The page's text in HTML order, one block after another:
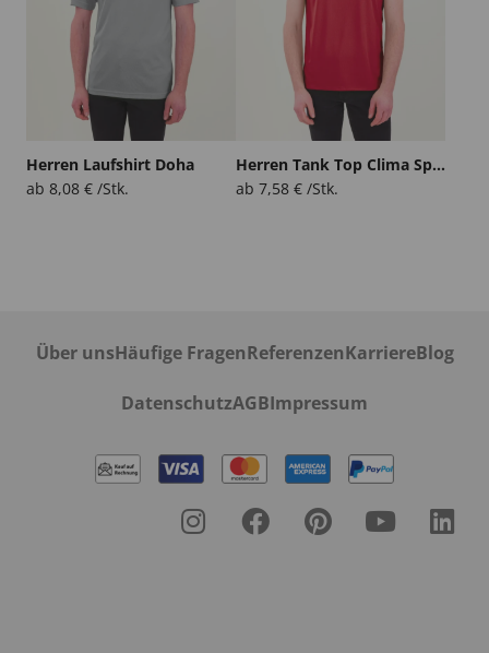
Herren Laufshirt Doha
ab 8,08 € /Stk.
Herren Tank Top Clima Split
ab 7,58 € /Stk.
Über unsHäufige FragenReferenzenKarriereBlog
DatenschutzAGBImpressum